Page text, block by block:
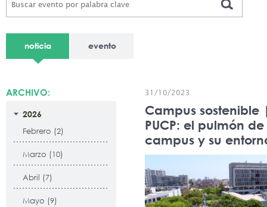
noticia evento
ARCHIVO:
2026
Febrero (2)
Marzo (10)
Abril (7)
Mayo (9)
31/10/2023
Campus
PUCP: el pulmón
campus y su